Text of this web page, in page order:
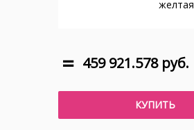
желтая
459 921.578 руб.
КУПИТЬ